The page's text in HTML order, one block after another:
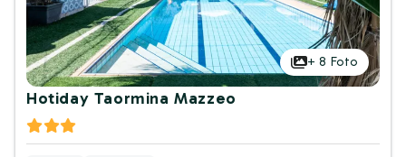
+8 Foto
Hotiday Taormina Mazzeo